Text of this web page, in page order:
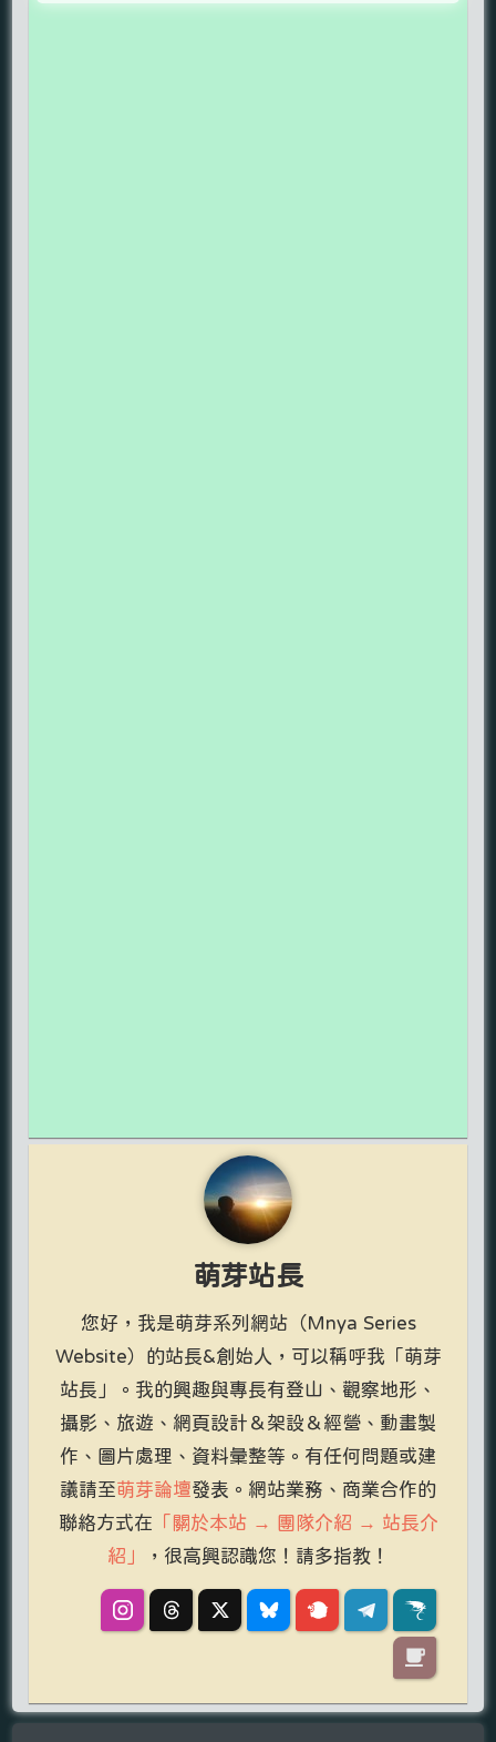
萌芽站長
您好，我是萌芽系列網站（Mnya Series
Website）的站長&創始人，可以稱呼我「萌芽
站長」。我的興趣與專長有登山、觀察地形、
攝影、旅遊、網頁設計＆架設＆經營、動畫製
作、圖片處理、資料彙整等。有任何問題或建
議請至萌芽論壇發表。網站業務、商業合作的
聯絡方式在 「關於本站 → 團隊介紹 → 站長介
紹」
，很高興認識您！請多指教！